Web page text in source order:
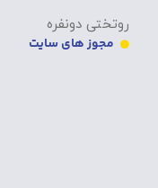
روتختی دونفره
مجوز های سایت